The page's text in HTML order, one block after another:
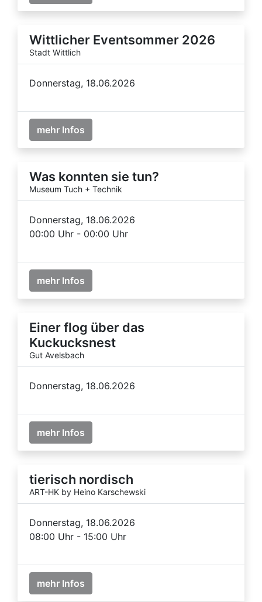
Wittlicher Eventsommer 2026
Stadt Wittlich
Donnerstag, 18.06.2026
mehr Infos
Was konnten sie tun?
Museum Tuch + Technik
Donnerstag, 18.06.2026
00:00 Uhr - 00:00 Uhr
mehr Infos
Einer flog über das
Kuckucksnest
Gut Avelsbach
Donnerstag, 18.06.2026
mehr Infos
tierisch nordisch
ART-HK by Heino Karschewski
Donnerstag, 18.06.2026
08:00 Uhr - 15:00 Uhr
mehr Infos